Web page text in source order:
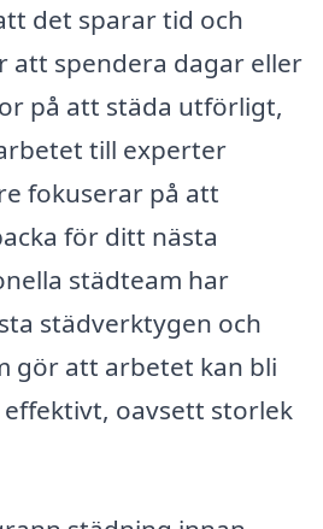
det sparar tid och
att spendera dagar eller
på att städa utförligt,
till experter
fokuserar på att
för ditt nästa
städteam har
städverktygen och
gör att arbetet kan bli
oavsett storlek